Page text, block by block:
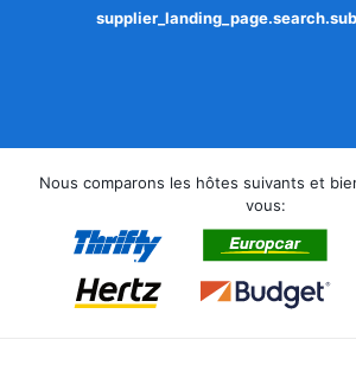
Nous comparons les hôtes suivants et
vous: